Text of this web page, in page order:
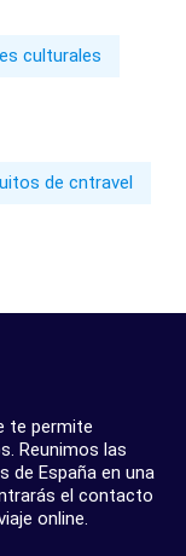
culturales
de cntravel
te permite
Reunimos las
España en una
el contacto
online.